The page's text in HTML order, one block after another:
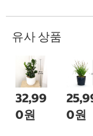
유사 상품
32,99
0원
0원